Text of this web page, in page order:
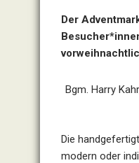
Der
Bgm. Harry
Die
modern oder